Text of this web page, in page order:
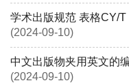
学术出版规范 表格CY/
(2024-09-10)
中文出版物夹用英文的
(2024-09-10)